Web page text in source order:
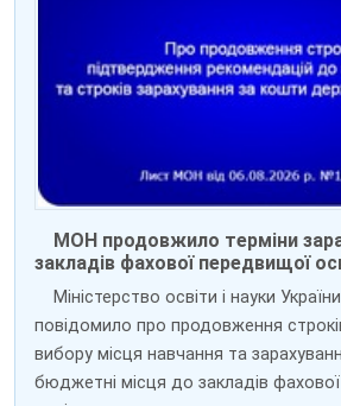
МОН продовжило терміни
закладів фахової передвищої
Міністерство освіти і науки
повідомило про продовження
вибору місця навчання та
бюджетні місця до закладів